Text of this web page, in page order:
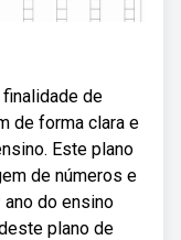
de
de forma clara e
Este plano
de números e
do ensino
plano de